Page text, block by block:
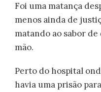
Foi uma matança
menos ainda de
matando ao sabor
mão.
Perto do hospital
havia uma prisão